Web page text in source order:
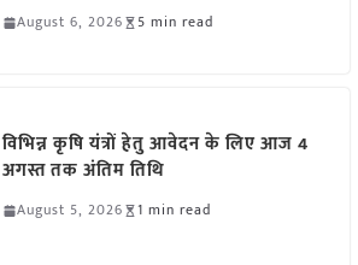
August 6, 2026 5 min read
विभिन्न कृषि यंत्रों हेतु आवेदन के लिए आज 4
अगस्त तक अंतिम तिथि
August 5, 2026 1 min read